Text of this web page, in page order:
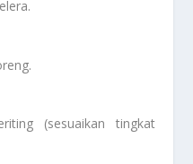
(sesuaikan tingkat